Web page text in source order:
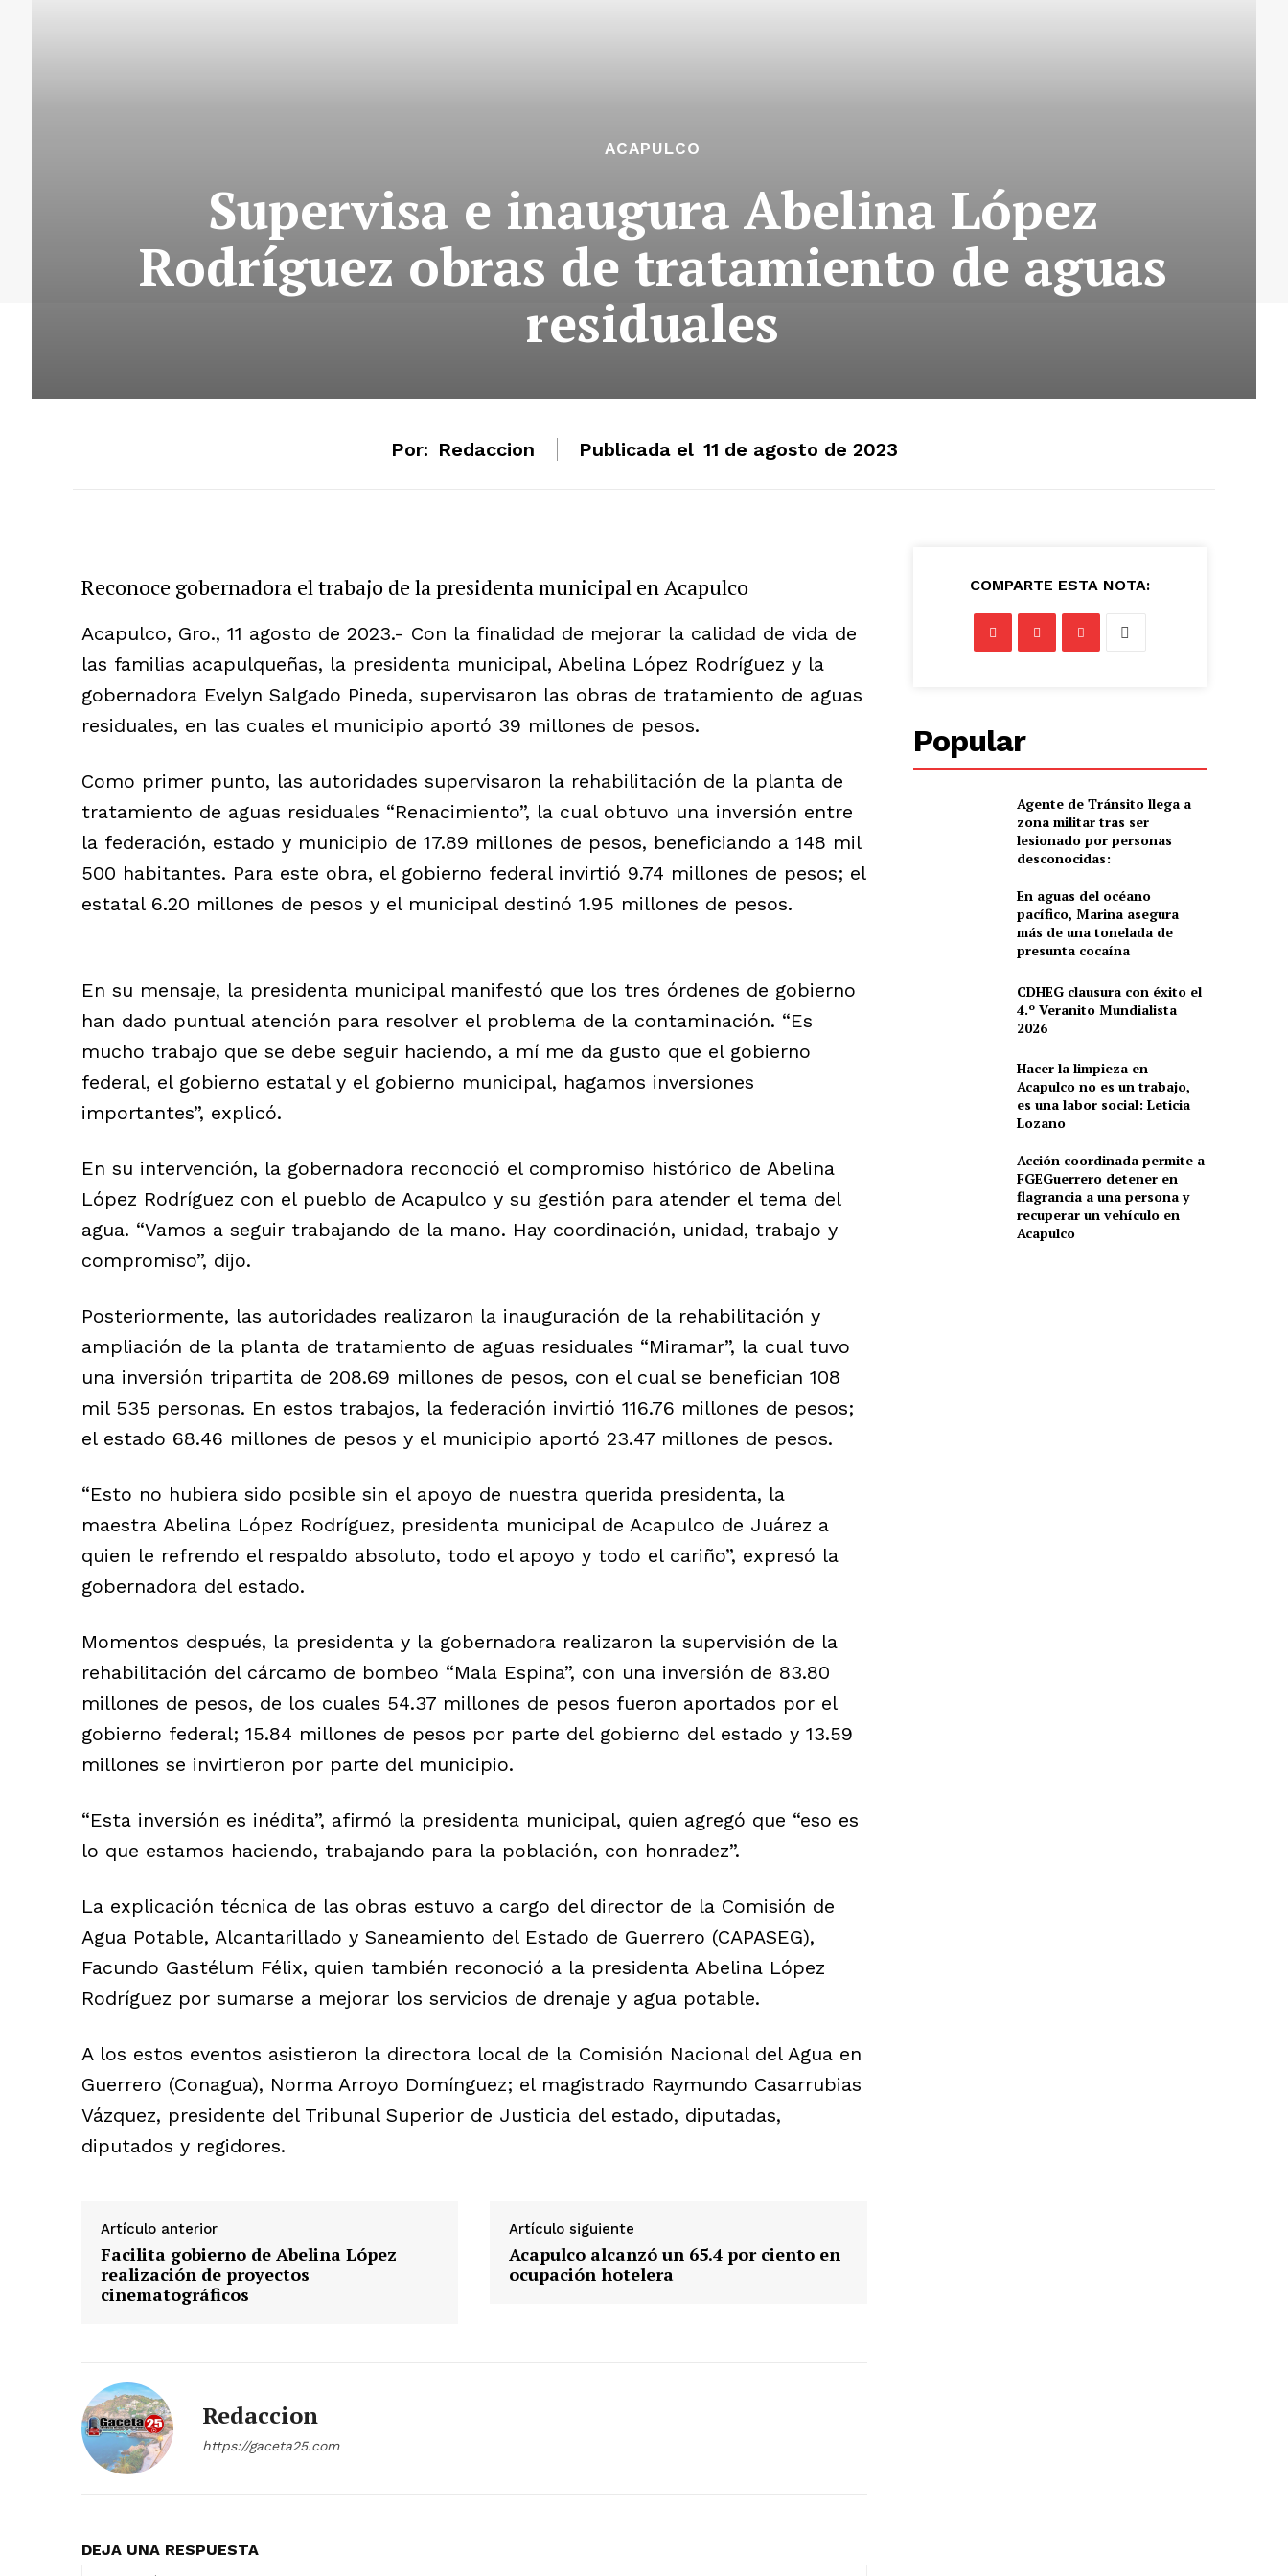
ACAPULCO
Supervisa e inaugura Abelina López
Rodríguez obras de tratamiento de aguas
residuales
Por: Redaccion Publicada el 11 de agosto de 2023
Reconoce gobernadora el trabajo de la presidenta municipal en Acapulco
Acapulco, Gro., 11 agosto de 2023.- Con la finalidad de mejorar la calidad de vida de
las familias acapulqueñas, la presidenta municipal, Abelina López Rodríguez y la
gobernadora Evelyn Salgado Pineda, supervisaron las obras de tratamiento de aguas
residuales, en las cuales el municipio aportó 39 millones de pesos.
Como primer punto, las autoridades supervisaron la rehabilitación de la planta de
tratamiento de aguas residuales “Renacimiento”, la cual obtuvo una inversión entre
la federación, estado y municipio de 17.89 millones de pesos, beneficiando a 148 mil
500 habitantes. Para este obra, el gobierno federal invirtió 9.74 millones de pesos; el
estatal 6.20 millones de pesos y el municipal destinó 1.95 millones de pesos.
En su mensaje, la presidenta municipal manifestó que los tres órdenes de gobierno
han dado puntual atención para resolver el problema de la contaminación. “Es
mucho trabajo que se debe seguir haciendo, a mí me da gusto que el gobierno
federal, el gobierno estatal y el gobierno municipal, hagamos inversiones
importantes”, explicó.
En su intervención, la gobernadora reconoció el compromiso histórico de Abelina
López Rodríguez con el pueblo de Acapulco y su gestión para atender el tema del
agua. “Vamos a seguir trabajando de la mano. Hay coordinación, unidad, trabajo y
compromiso”, dijo.
Posteriormente, las autoridades realizaron la inauguración de la rehabilitación y
ampliación de la planta de tratamiento de aguas residuales “Miramar”, la cual tuvo
una inversión tripartita de 208.69 millones de pesos, con el cual se benefician 108
mil 535 personas. En estos trabajos, la federación invirtió 116.76 millones de pesos;
el estado 68.46 millones de pesos y el municipio aportó 23.47 millones de pesos.
“Esto no hubiera sido posible sin el apoyo de nuestra querida presidenta, la
maestra Abelina López Rodríguez, presidenta municipal de Acapulco de Juárez a
quien le refrendo el respaldo absoluto, todo el apoyo y todo el cariño”, expresó la
gobernadora del estado.
Momentos después, la presidenta y la gobernadora realizaron la supervisión de la
rehabilitación del cárcamo de bombeo “Mala Espina”, con una inversión de 83.80
millones de pesos, de los cuales 54.37 millones de pesos fueron aportados por el
gobierno federal; 15.84 millones de pesos por parte del gobierno del estado y 13.59
millones se invirtieron por parte del municipio.
“Esta inversión es inédita”, afirmó la presidenta municipal, quien agregó que “eso es
lo que estamos haciendo, trabajando para la población, con honradez”.
La explicación técnica de las obras estuvo a cargo del director de la Comisión de
Agua Potable, Alcantarillado y Saneamiento del Estado de Guerrero (CAPASEG),
Facundo Gastélum Félix, quien también reconoció a la presidenta Abelina López
Rodríguez por sumarse a mejorar los servicios de drenaje y agua potable.
A los estos eventos asistieron la directora local de la Comisión Nacional del Agua en
Guerrero (Conagua), Norma Arroyo Domínguez; el magistrado Raymundo Casarrubias
Vázquez, presidente del Tribunal Superior de Justicia del estado, diputadas,
diputados y regidores.
Artículo anterior
Facilita gobierno de Abelina López
realización de proyectos
cinematográficos
Artículo siguiente
Acapulco alcanzó un 65.4 por ciento en
ocupación hotelera
Redaccion
https://gaceta25.com
DEJA UNA RESPUESTA
COMPARTE ESTA NOTA:
Popular
Agente de Tránsito llega a
zona militar tras ser
lesionado por personas
desconocidas:
En aguas del océano
pacífico, Marina asegura
más de una tonelada de
presunta cocaína
CDHEG clausura con éxito el
4.º Veranito Mundialista
2026
Hacer la limpieza en
Acapulco no es un trabajo,
es una labor social: Leticia
Lozano
Acción coordinada permite a
FGEGuerrero detener en
flagrancia a una persona y
recuperar un vehículo en
Acapulco